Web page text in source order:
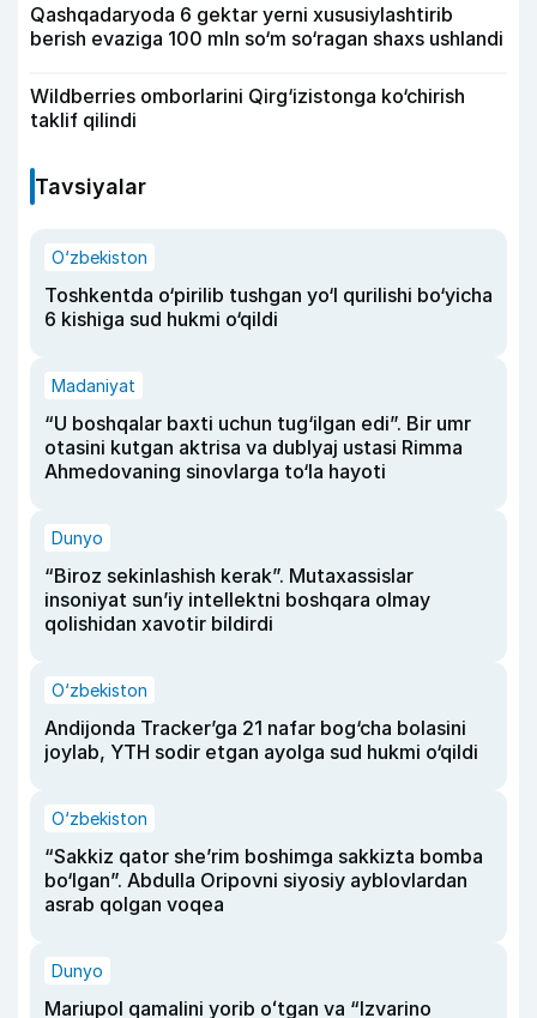
Qashqadaryoda 6 gektar yerni xususiylashtirib
berish evaziga 100 mln so‘m so‘ragan shaxs ushlandi
Wildberries omborlarini Qirg‘izistonga ko‘chirish
taklif qilindi
Tavsiyalar
O‘zbekiston
Toshkentda o‘pirilib tushgan yo‘l qurilishi bo‘yicha
6 kishiga sud hukmi o‘qildi
Madaniyat
“U boshqalar baxti uchun tug‘ilgan edi”. Bir umr
otasini kutgan aktrisa va dublyaj ustasi Rimma
Ahmedovaning sinovlarga to‘la hayoti
Dunyo
“Biroz sekinlashish kerak”. Mutaxassislar
insoniyat sun’iy intellektni boshqara olmay
qolishidan xavotir bildirdi
O‘zbekiston
Andijonda Tracker’ga 21 nafar bog‘cha bolasini
joylab, YTH sodir etgan ayolga sud hukmi o‘qildi
O‘zbekiston
“Sakkiz qator she’rim boshimga sakkizta bomba
bo‘lgan”. Abdulla Oripovni siyosiy ayblovlardan
asrab qolgan voqea
Dunyo
Mariupol qamalini yorib oʻtgan va “Izvarino